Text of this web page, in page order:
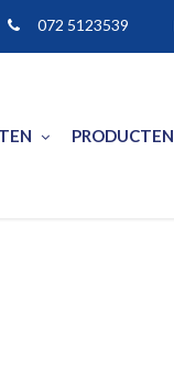
072 5123539
PRODUCTEN